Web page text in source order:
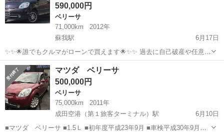
590,000円
ベリーサ
71,000km
2012年
蘇我駅
6月17日
✨✨🌟誰でもクルマがローンで買えます🌟✨✨ 過去に自己破産や任意整
理などの金融トラブルがあっても大丈夫😆 信販会社を通さない独自の
審査です😄✨ 勤務年数が浅かったり、自営業（個人事業主等）の方、
派遣社員やフリ...
千葉 千葉市 蘇我駅 ベリーサ
マツダ ベリーサ
500,000円
ベリーサ
75,000km
2011年
成田空港（第１旅客ターミナル）駅
6月10日
■マツダ ベリーサ ■1.5Ｌ ■初年度平成23年9月 ■車検平成30年9月